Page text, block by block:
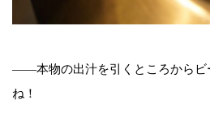
――本物の出汁を引くところからビ
ね！